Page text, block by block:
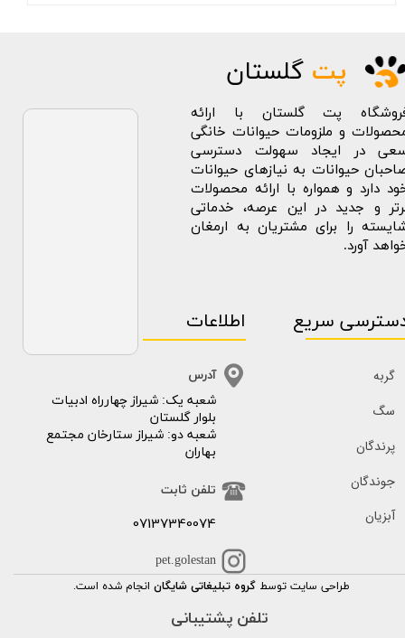
پت گلستان
پت گلستان با ارائه
و ملزومات حیوانات خانگی
در ایجاد سهولت دسترسی
حیوانات به نیازهای حیوانات
دارد و همواره با ارائه محصولات
و جدید در این عرصه، خدماتی
را برای مشتریان به ارمغان
آورد.
سریع
گربه
سگ
پرندگان
جوندگان
آبزیان
​​شعبه یک: شیراز چهارراه ادبیات
بلوار گلستان
شعبه دو: شیراز ستارخان مجتمع
بهاران
اطلاعات
آدرس
تلفن ثابت
07137340074
pet.golestan
طراحی سایت توسط گروه تبلیغاتی شایگان انجام شده است.
تلفن پشتیبانی